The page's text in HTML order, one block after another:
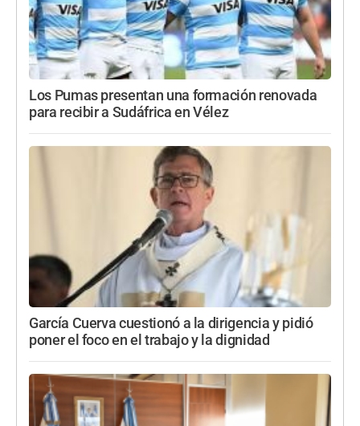
Los Pumas presentan una formación renovada
para recibir a Sudáfrica en Vélez
García Cuerva cuestionó a la dirigencia y pidió
poner el foco en el trabajo y la dignidad